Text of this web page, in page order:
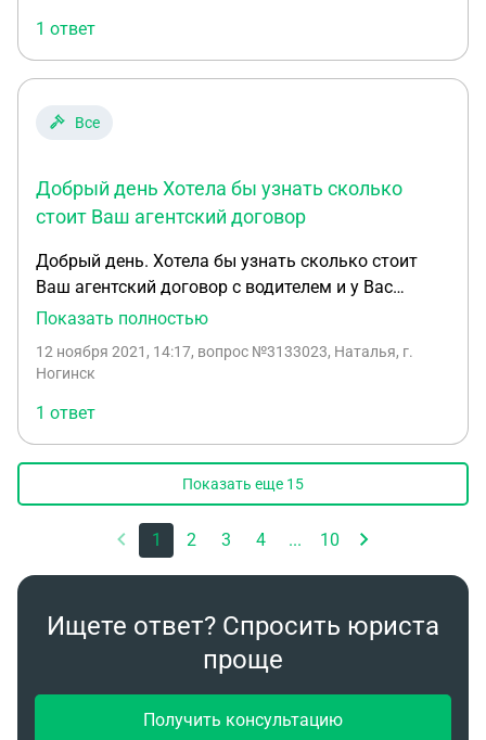
1 ответ
Все
Добрый день Хотела бы узнать сколько
стоит Ваш агентский договор
Добрый день. Хотела бы узнать сколько стоит
Ваш агентский договор с водителем и у Вас
написано, что можно получить 100 ответов
правильность договора и т.д.
Показать полностью
12 ноября 2021, 14:17, вопрос №3133023, Наталья, г.
Ногинск
1 ответ
Показать еще 15
1 2 3 4 ... 10
Ищете ответ? Спросить юриста
проще
Получить консультацию